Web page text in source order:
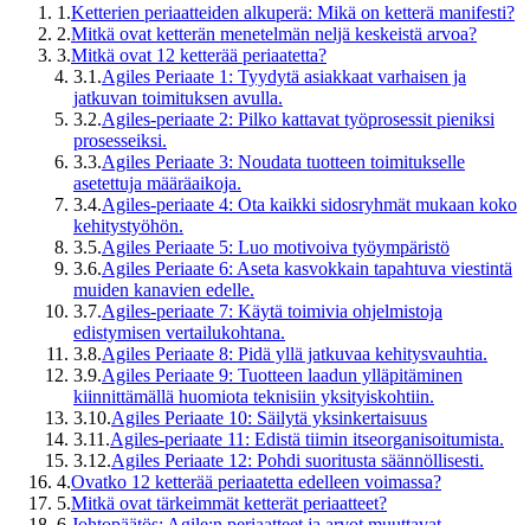
1.Ketterien periaatteiden alkuperä: Mikä on ketterä manifesti?
2.Mitkä ovat ketterän menetelmän neljä keskeistä arvoa?
3.Mitkä ovat 12 ketterää periaatetta?
3.1.Agiles Periaate 1: Tyydytä asiakkaat varhaisen ja
jatkuvan toimituksen avulla.
3.2.Agiles-periaate 2: Pilko kattavat työprosessit pieniksi
prosesseiksi.
3.3.Agiles Periaate 3: Noudata tuotteen toimitukselle
asetettuja määräaikoja.
3.4.Agiles-periaate 4: Ota kaikki sidosryhmät mukaan koko
kehitystyöhön.
3.5.Agiles Periaate 5: Luo motivoiva työympäristö
3.6.Agiles Periaate 6: Aseta kasvokkain tapahtuva viestintä
muiden kanavien edelle.
3.7.Agiles-periaate 7: Käytä toimivia ohjelmistoja
edistymisen vertailukohtana.
3.8.Agiles Periaate 8: Pidä yllä jatkuvaa kehitysvauhtia.
3.9.Agiles Periaate 9: Tuotteen laadun ylläpitäminen
kiinnittämällä huomiota teknisiin yksityiskohtiin.
3.10.Agiles Periaate 10: Säilytä yksinkertaisuus
3.11.Agiles-periaate 11: Edistä tiimin itseorganisoitumista.
3.12.Agiles Periaate 12: Pohdi suoritusta säännöllisesti.
4.Ovatko 12 ketterää periaatetta edelleen voimassa?
5.Mitkä ovat tärkeimmät ketterät periaatteet?